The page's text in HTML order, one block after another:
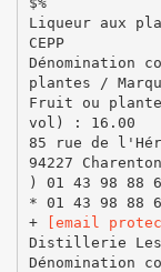
Liqueur aux
CEPP
Dénomination
plantes /
Fruit ou
vol) : 16.00
85 rue de
94227
) 01 43 98 88
* 01 43 98 88
+
[email
Distillerie
Dénomination